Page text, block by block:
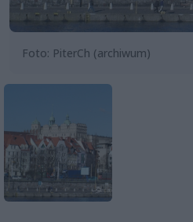
Foto: PiterCh (archiwum)